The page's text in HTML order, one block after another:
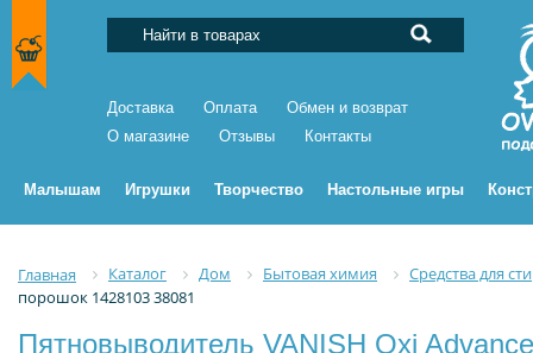
Доставка Оплата
Обмен и возврат
О магазине
Отзывы Контакты
Малышам Игрушки Творчество Настольные игры
Главная Каталог Дом Бытовая химия
Средства для
порошок 1428103 38081
Пятновыводитель VANISH Oxi